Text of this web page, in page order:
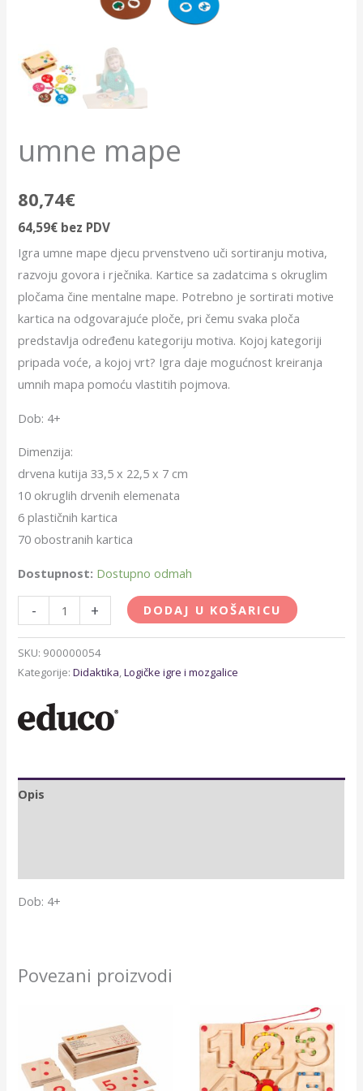
umne mape
80,74€
64,59€ bez PDV
Igra umne mape djecu prvenstveno uči sortiranju motiva,
razvoju govora i rječnika. Kartice sa zadatcima s okruglim
pločama čine mentalne mape. Potrebno je sortirati motive
kartica na odgovarajuće ploče, pri čemu svaka ploča
predstavlja određenu kategoriju motiva. Kojoj kategoriji
pripada voće, a kojoj vrt? Igra daje mogućnost kreiranja
umnih mapa pomoću vlastitih pojmova.
Dob: 4+
Dimenzija:
drvena kutija 33,5 x 22,5 x 7 cm
10 okruglih drvenih elemenata
6 plastičnih kartica
70 obostranih kartica
Dostupnost: Dostupno odmah
- + DODAJ U KOŠARICU
SKU: 900000054
Kategorije:Didaktika,Logičke igre i mozgalice
Opis
Dob: 4+
Povezani proizvodi